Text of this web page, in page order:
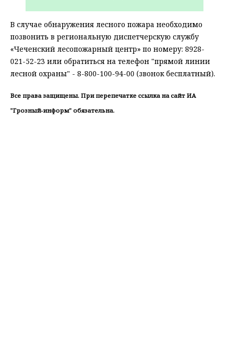
В случае обнаружения лесного пожара необходимо
позвонить в региональную диспетчерскую службу
«Чеченский лесопожарный центр» по номеру: 8928-
021-52-23 или обратиться на телефон "прямой линии
лесной охраны" - 8-800-100-94-00 (звонок бесплатный).
Все права защищены. При перепечатке ссылка на сайт ИА
"Грозный-информ" обязательна.